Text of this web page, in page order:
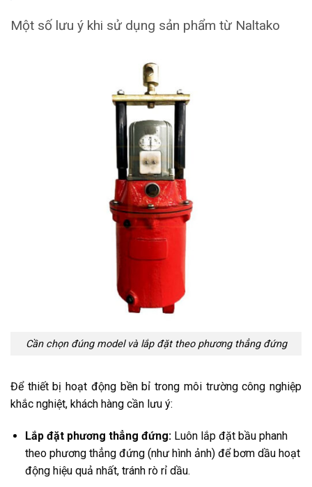
Một số lưu ý khi sử dụng sản phẩm từ Naltako
Cần chọn đúng model và lắp đặt theo phương thẳng đứng
Để thiết bị hoạt động bền bỉ trong môi trường công nghiệp
khắc nghiệt, khách hàng cần lưu ý:
Lắp đặt phương thẳng đứng:Luôn lắp đặt bầu phanh
theo phương thẳng đứng (như hình ảnh) để bơm dầu hoạt
động hiệu quả nhất, tránh rò rỉ dầu.